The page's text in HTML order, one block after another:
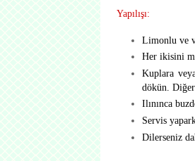
Yapılışı:
Limonlu ve
Her ikisini
Kuplara
dökün.
Ilınınca
Servis
Dilerseniz